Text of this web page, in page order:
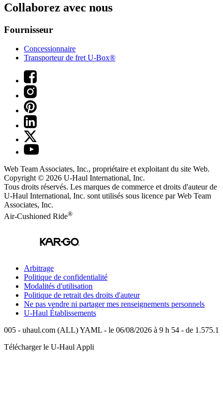
Collaborez avec nous
Fournisseur
Concessionnaire
Transporteur de fret U-Box®
Web Team Associates, Inc., propriétaire et exploitant du site Web.
Copyright © 2026 U-Haul International, Inc.
Tous droits réservés. Les marques de commerce et droits d'auteur de
U-Haul International, Inc. sont utilisés sous licence par Web Team
Associates, Inc.
Air-Cushioned Ride®
Arbitrage
Politique de confidentialité
Modalités d'utilisation
Politique de retrait des droits d'auteur
Ne pas vendre ni partager mes renseignements personnels
U-Haul Établissements
005 - uhaul.com (ALL) YAML - le 06/08/2026 à 9 h 54 - de 1.575.1
Télécharger le U-Haul Appli